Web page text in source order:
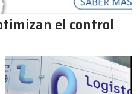
el control